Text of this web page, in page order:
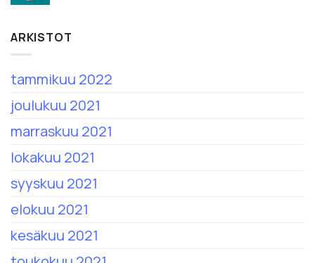
ARKISTOT
tammikuu 2022
joulukuu 2021
marraskuu 2021
lokakuu 2021
syyskuu 2021
elokuu 2021
kesäkuu 2021